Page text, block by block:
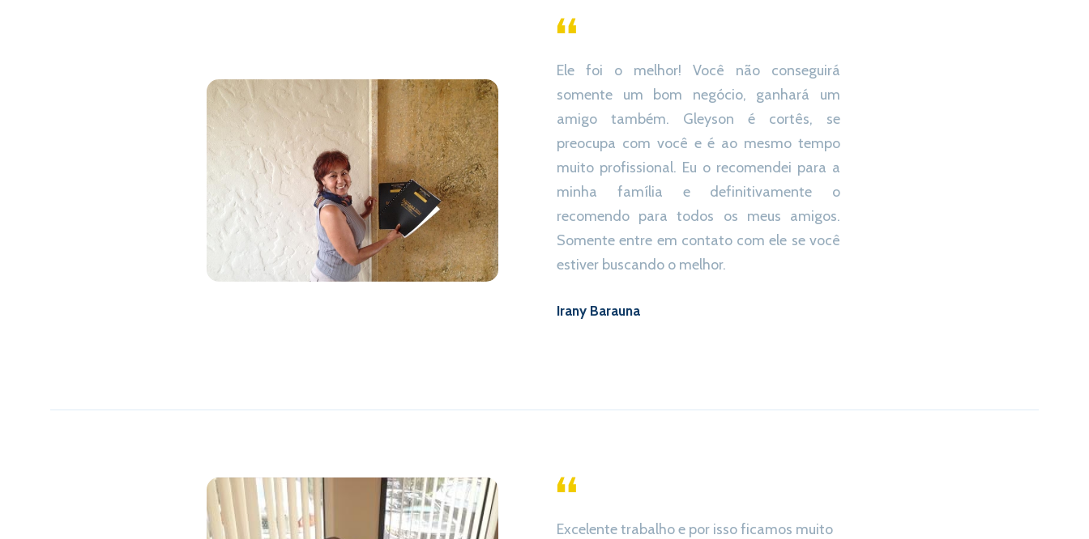
Ele foi o melhor! Você não conseguirá
somente um bom negócio, ganhará um
amigo também. Gleyson é cortês, se
preocupa com você e é ao mesmo tempo
muito profissional. Eu o recomendei para a
minha família e definitivamente o
recomendo para todos os meus amigos.
Somente entre em contato com ele se você
estiver buscando o melhor.
Irany Barauna
Excelente trabalho e por isso ficamos muito